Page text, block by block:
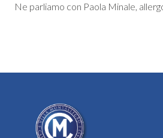
Ne parliamo con Paola Minale,